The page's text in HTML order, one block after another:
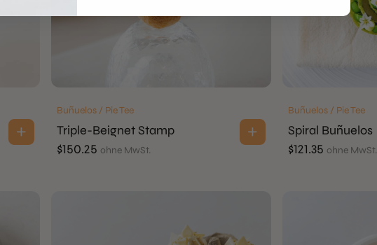
Buñuelos / Pie Tee
Triple-Beignet Stamp
$150.25 ohne MwSt.
Buñuelos / Pie Tee
Spiral Buñuelos
$121.35 ohne MwSt.